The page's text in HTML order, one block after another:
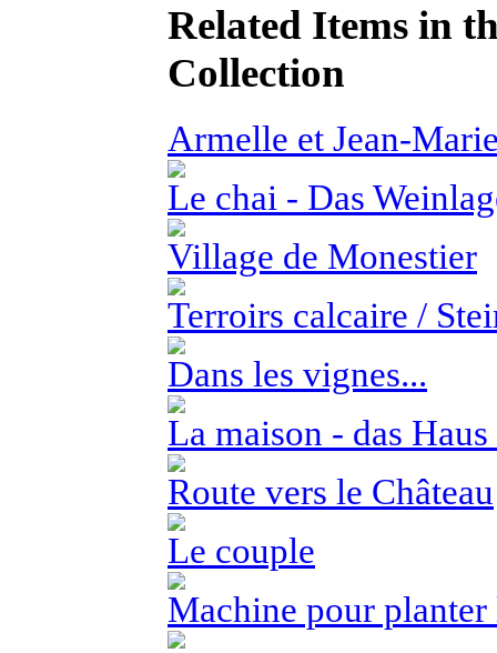
Related Items in
Collection
Armelle et Jean-
Le chai - Das
Village de Monestier
Terroirs calcaire /
Dans les vignes...
La maison - das
Route vers le Château
Le couple
Machine pour